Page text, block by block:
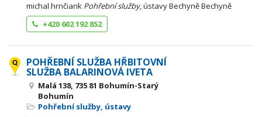
michal hrnčiarik Pohřebníslužby, ústavy Bechyně Bechyně
+420 602 192 852
POHŘEBNÍ SLUŽBA HŘBITOVNÍ
SLUŽBA BALARINOVÁ IVETA
Malá 138, 735 81 Bohumín-Starý
Bohumín
Pohřební služby, ústavy